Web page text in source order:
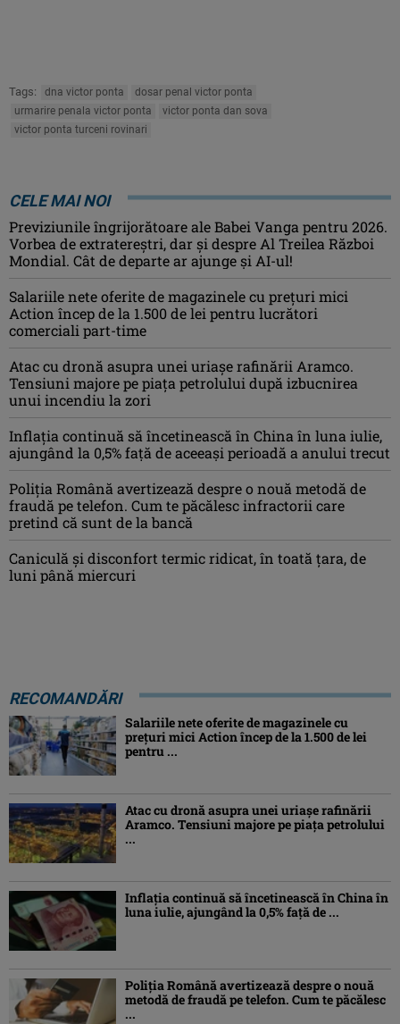
Tags: dna victor ponta
dosar penal victor ponta
urmarire penala victor ponta
victor ponta dan sova
victor ponta turceni rovinari
CELE MAI NOI
Previziunile îngrijorătoare ale Babei Vanga pentru 2026.
Vorbea de extratereștri, dar și despre Al Treilea Război
Mondial. Cât de departe ar ajunge și AI-ul!
Salariile nete oferite de magazinele cu prețuri mici
Action încep de la 1.500 de lei pentru lucrători
comerciali part-time
Atac cu dronă asupra unei uriașe rafinării Aramco.
Tensiuni majore pe piața petrolului după izbucnirea
unui incendiu la zori
Inflaţia continuă să încetinească în China în luna iulie,
ajungând la 0,5% faţă de aceeaşi perioadă a anului trecut
Poliția Română avertizează despre o nouă metodă de
fraudă pe telefon. Cum te păcălesc infractorii care
pretind că sunt de la bancă
Caniculă şi disconfort termic ridicat, în toată ţara, de
luni până miercuri
RECOMANDĂRI
Salariile nete oferite de magazinele cu
prețuri mici Action încep de la 1.500 de lei
pentru ...
Atac cu dronă asupra unei uriașe rafinării
Aramco. Tensiuni majore pe piața petrolului
...
Inflaţia continuă să încetinească în China în
luna iulie, ajungând la 0,5% faţă de ...
Poliția Română avertizează despre o nouă
metodă de fraudă pe telefon. Cum te păcălesc
...